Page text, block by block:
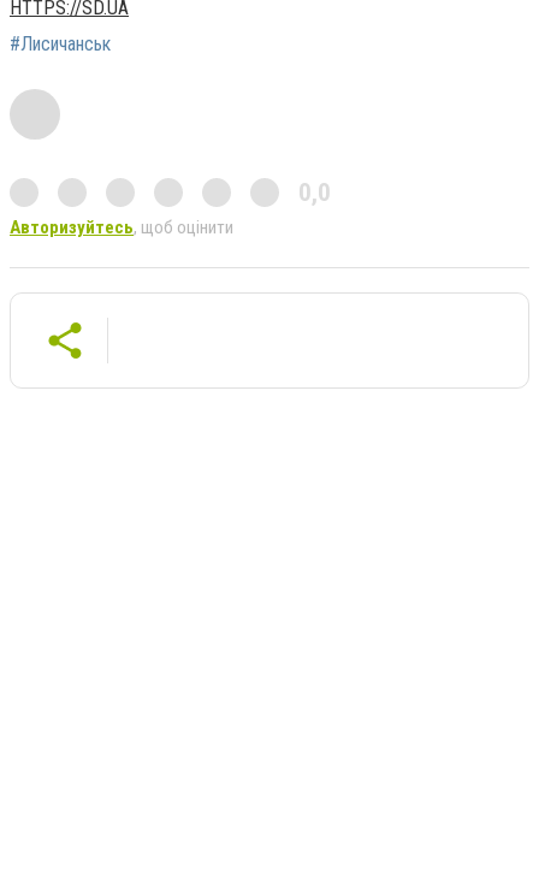
HTTPS://SD.UA
#Лисичанськ
0,0
Авторизуйтесь, щоб оцінити